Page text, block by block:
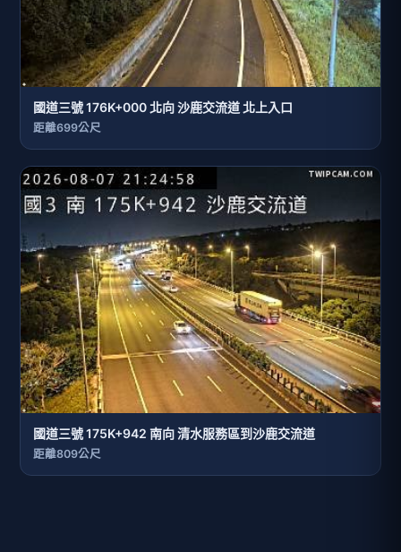
國道三號 176K+000 北向 沙鹿交流道 北上入口
距離699公尺
國道三號 175K+942 南向 清水服務區到沙鹿交流道
距離809公尺